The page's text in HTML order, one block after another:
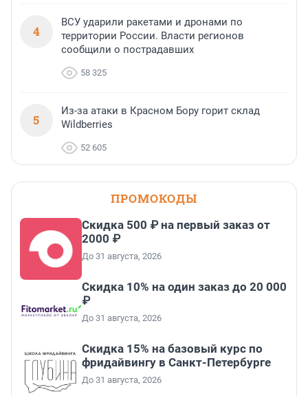
4
ВСУ ударили ракетами и дронами по
территории России. Власти регионов
сообщили о пострадавших
58 325
5
Из-за атаки в Красном Бору горит склад
Wildberries
52 605
ПРОМОКОДЫ
Скидка 500 ₽ на первый заказ от
2000 ₽
До 31 августа, 2026
Скидка 10% на один заказ до 20 000
₽
До 31 августа, 2026
Скидка 15% на базовый курс по
фридайвингу в Санкт-Петербурге
До 31 августа, 2026